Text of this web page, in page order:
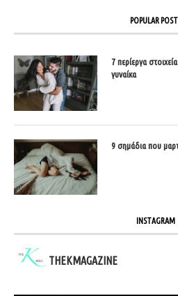
POPULAR
7 περίεργα
γυναίκα
9 σημάδια που
INSTAGRAM
THEKMAGAZINE